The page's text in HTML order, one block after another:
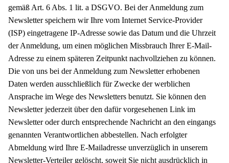
gemäß Art. 6 Abs. 1 lit. a DSGVO. Bei der Anmeldung zum
Newsletter speichern wir Ihre vom Internet Service-Provider
(ISP) eingetragene IP-Adresse sowie das Datum und die Uhrzeit
der Anmeldung, um einen möglichen Missbrauch Ihrer E-Mail-
Adresse zu einem späteren Zeitpunkt nachvollziehen zu können.
Die von uns bei der Anmeldung zum Newsletter erhobenen
Daten werden ausschließlich für Zwecke der werblichen
Ansprache im Wege des Newsletters benutzt. Sie können den
Newsletter jederzeit über den dafür vorgesehenen Link im
Newsletter oder durch entsprechende Nachricht an den eingangs
genannten Verantwortlichen abbestellen. Nach erfolgter
Abmeldung wird Ihre E-Mailadresse unverzüglich in unserem
Newsletter-Verteiler gelöscht, soweit Sie nicht ausdrücklich in